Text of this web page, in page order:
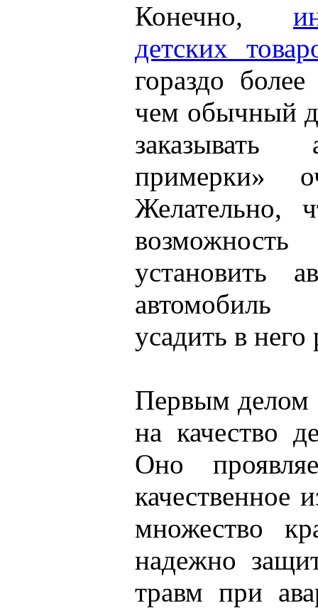
Конечно,
детских
гораздо
чем обычный
заказывать
примерки»
Желательно,
установить
усадить в него
Первым делом
на качество
Оно
качественное
множество
надежно
травм при